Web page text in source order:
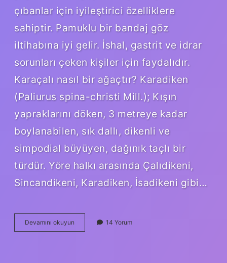
çıbanlar için iyileştirici özelliklere
sahiptir. Pamuklu bir bandaj göz
iltihabına iyi gelir. İshal, gastrit ve idrar
sorunları çeken kişiler için faydalıdır.
Karaçalı nasıl bir ağaçtır? Karadiken
(Paliurus spina-christi Mill.); Kışın
yapraklarını döken, 3 metreye kadar
boylanabilen, sık dallı, dikenli ve
simpodial büyüyen, dağınık taçlı bir
türdür. Yöre halkı arasında Çalıdikeni,
Sincandikeni, Karadiken, İsadikeni gibi…
Devamını okuyun
Çalı
14 Yorum